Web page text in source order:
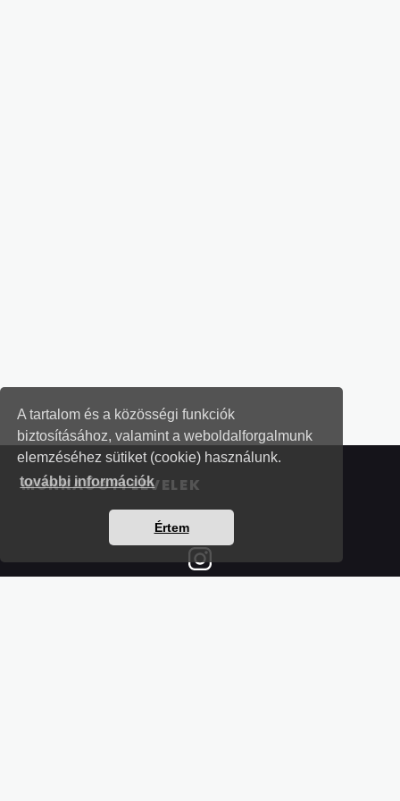
A tartalom és a közösségi funkciók
biztosításához, valamint a weboldalforgalmunk
elemzéséhez sütiket (cookie) használunk.
további információk
Értem
MUNKAÜGYI LEVELEK